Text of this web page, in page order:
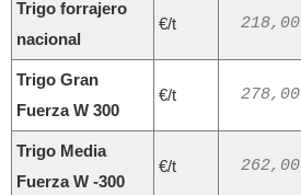
Trigo forrajero
nacional
€/t 218,00
Trigo Gran
Fuerza W 300
€/t 278,00
Trigo Media
Fuerza W -300
€/t 262,00